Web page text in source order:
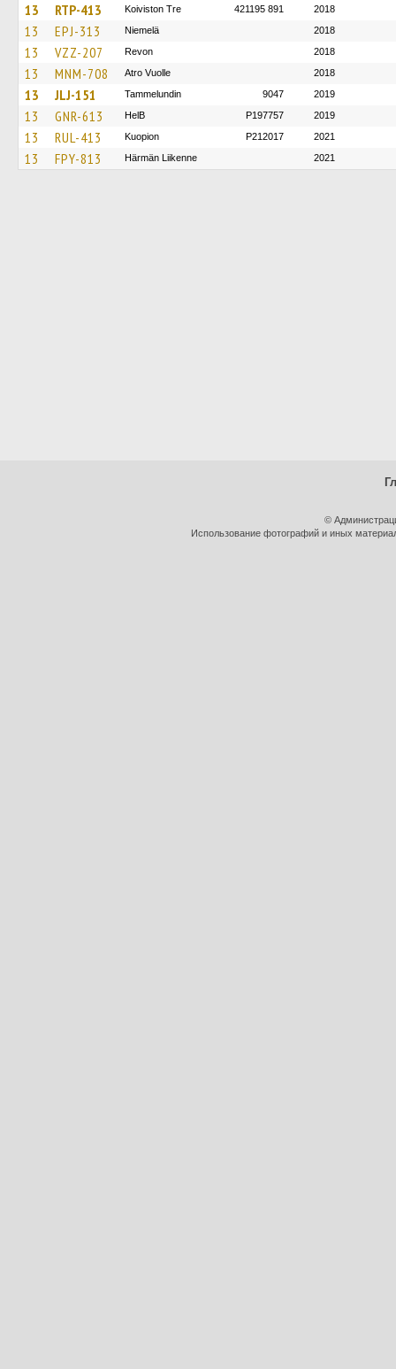
13 RTP-413 Koiviston Tre 421195 891 2018
13 EPJ-313 Niemelä 2018
13 VZZ-207 Revon 2018
13 MNM-708 Atro Vuolle 2018
13 JLJ-151 Tammelundin 9047 2019
13 GNR-613 HelB P197757 2019
13 RUL-413 Kuopion P212017 2021
13 FPY-813 Härmän Liikenne 2021
©
Использование фотографий и иных